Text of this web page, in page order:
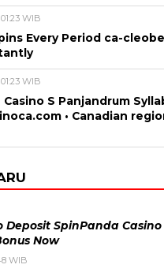
WIB
Every Period ca-
WIB
S Panjandrum
• Canadian
Deposit SpinPanda Casino
Now
WIB